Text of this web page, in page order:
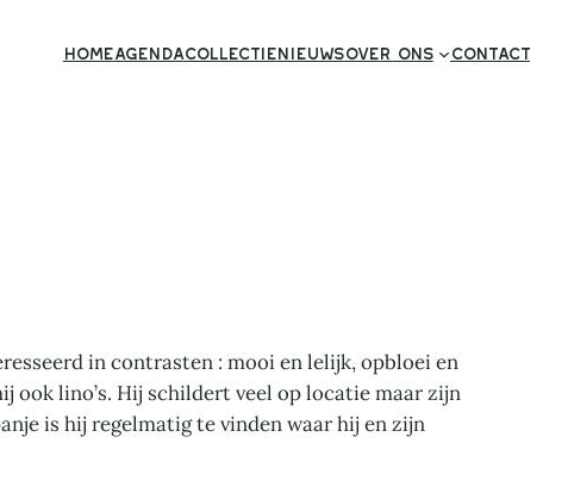
HomeAgendaCollectieNieuwsOver ons Contact
in contrasten : mooi en lelijk, opbloei en
ook lino’s. Hij schildert veel op locatie maar zijn
is hij regelmatig te vinden waar hij en zijn